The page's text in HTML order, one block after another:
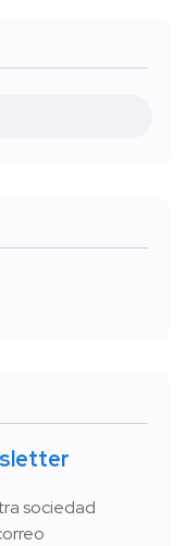
sociedad